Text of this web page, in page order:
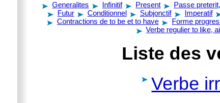
Generalites Infinitif Present
Passe
Futur
Conditionnel Subjonctif
Imperatif
Contractions de to be et to have
Forme
Verbe regulier to like,
Liste des
Verbe